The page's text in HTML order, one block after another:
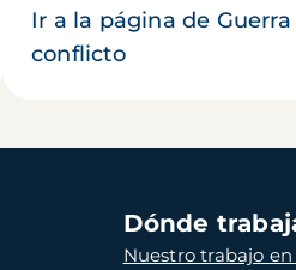
Ir a la página de Guerra
conflicto
Dónde
Nuestro trabajo